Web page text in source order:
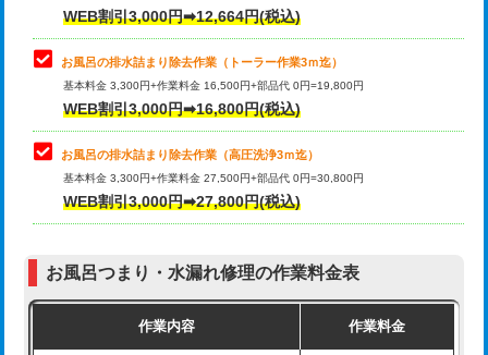
トイレ便器脱着
タンクレストイレ脱着 33,000円
小便器トイレ脱着
その他部品の脱着 8,800円～
交換・取付（タンク）
交換・取付（普通便座） 11,000円+材料費
交換・取付（温水洗浄便座） 16,500円+材料費
WEB割引3,000円➡12,664円(税込)
お風呂の排水詰まり除去作業（トーラー作業3ｍ迄）
基本料金 3,300円+作業料金 16,500円+部品代 0円=19,800円
WEB割引3,000円➡16,800円(税込)
お風呂の排水詰まり除去作業（高圧洗浄3ｍ迄）
基本料金 3,300円+作業料金 27,500円+部品代 0円=30,800円
WEB割引3,000円➡27,800円(税込)
お風呂つまり・水漏れ修理の作業料金表
作業内容 作業料金